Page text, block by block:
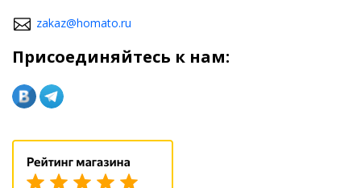
zakaz@homato.ru
Присоединяйтесь к нам: